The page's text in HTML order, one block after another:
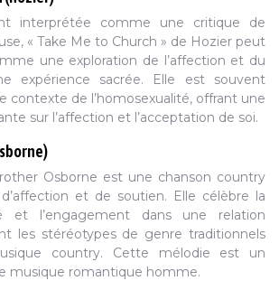
interprétée comme une critique de
« Take Me to Church » de Hozier peut
une exploration de l’affection et du
expérience sacrée. Elle est souvent
contexte de l’homosexualité, offrant une
sur l’affection et l’acceptation de soi.
Osborne est une chanson country
et de soutien. Elle célèbre la
et l’engagement dans une relation
les stéréotypes de genre traditionnels
country. Cette mélodie est un
musique romantique homme.